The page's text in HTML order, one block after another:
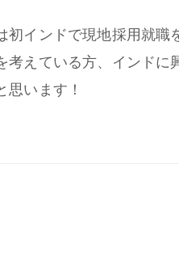
初インドで現地採用就職
考えている方、インドに
思います！